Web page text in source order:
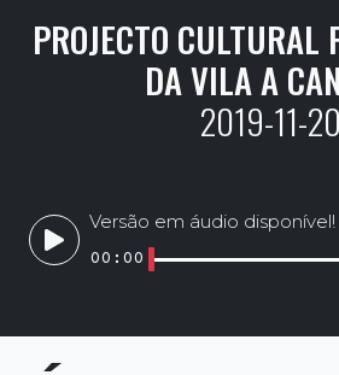
PROJECTO CULTURAL
DA VILA A
2019-11-20
Versão em áudio disponível!
00:00